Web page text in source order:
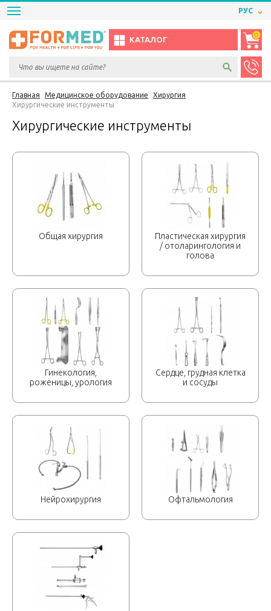
РУС
КАТАЛОГ
0
Главная Медицинское оборудование
Хирургия
Хирургические инструменты
Хирургические инструменты
Общая хирургия
Пластическая хирургия
/ отоларингология и
голова
Гинекология,
роженицы, урология
Сердце, грудная клетка
и сосуды
Нейрохирургия Офтальмология